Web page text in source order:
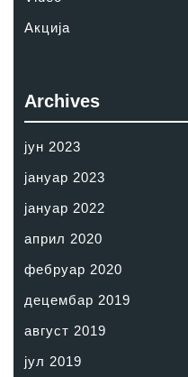
Акција
Archives
јун 2023
јануар 2023
јануар 2022
април 2020
фебруар 2020
децембар 2019
август 2019
јул 2019